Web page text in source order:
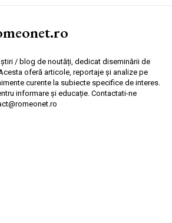
/ blog de noutăți, dedicat diseminării de
oferă articole, reportaje și analize pe
curente la subiecte specifice de interes.
informare și educație. Contactati-ne